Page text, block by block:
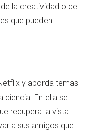
la creatividad o de
que pueden
y aborda temas
ciencia. En ella se
recupera la vista
a sus amigos que